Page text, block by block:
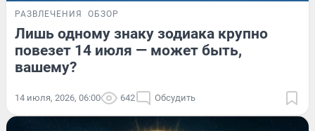
РАЗВЛЕЧЕНИЯ ОБЗОР
Лишь одному знаку зодиака крупно
повезет 14 июля — может быть,
вашему?
14 июля, 2026, 06:00 642 Обсудить